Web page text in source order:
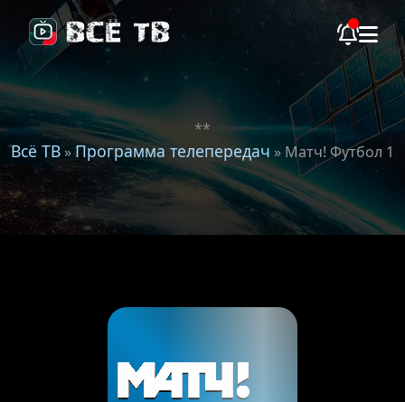
**
Всё ТВ»Программа телепередач » Матч! Футбол 1